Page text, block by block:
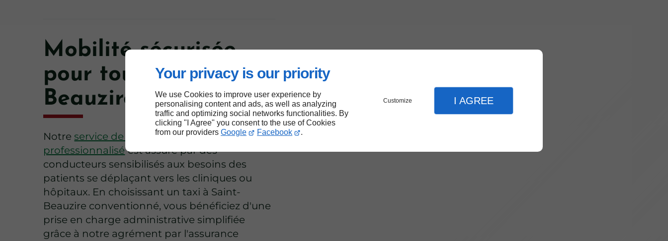
Your privacy is our priority
We use Cookies to improve user experience by
personalising content and ads, as well as analyzing
traffic and optimizing social networks functionalities. By
clicking "I Agree" you consent to the use of Cookies
from our providers Google Facebook .
Customize I AGREE
Mobilité sécurisée
pour tous à Saint-
Beauzire
Notreservice de transport assis
professionnalisé est assuré par des
conducteurs sensibilisés aux besoins des
patients se déplaçant vers les cliniques ou
hôpitaux. En choisissant un taxi à Saint-
Beauzire conventionné, vous bénéficiez d'une
prise en charge administrative simplifiée
grâce à notre agrément par l'assurance